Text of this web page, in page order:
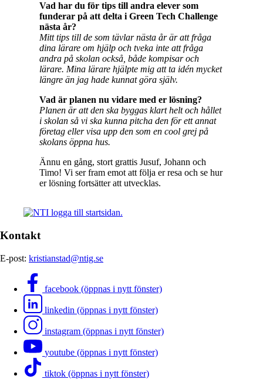
Vad har du för tips till andra elever som
funderar på att delta i Green Tech Challenge
nästa år?
Mitt tips till de som tävlar nästa år är att fråga
dina lärare om hjälp och tveka inte att fråga
andra på skolan också, både kompisar och
lärare. Mina lärare hjälpte mig att ta idén mycket
längre än jag hade kunnat göra själv.
Vad är planen nu vidare med er lösning?
Planen är att den ska byggas klart helt och hållet
i skolan så vi ska kunna pitcha den för ett annat
företag eller visa upp den som en cool grej på
skolans öppna hus.
Ännu en gång, stort grattis Jusuf, Johann och
Timo! Vi ser fram emot att följa er resa och se hur
er lösning fortsätter att utvecklas.
Kontakt
E-post: kristianstad@ntig.se
facebook (öppnas i nytt fönster)
linkedin (öppnas i nytt fönster)
instagram (öppnas i nytt fönster)
youtube (öppnas i nytt fönster)
tiktok (öppnas i nytt fönster)